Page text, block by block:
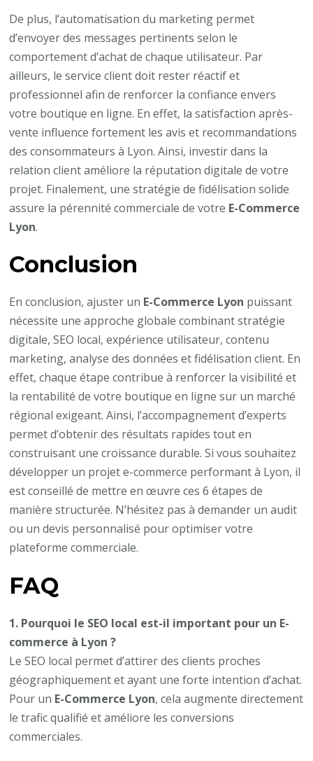
De plus, l’automatisation du marketing permet
d’envoyer des messages pertinents selon le
comportement d’achat de chaque utilisateur. Par
ailleurs, le service client doit rester réactif et
professionnel afin de renforcer la confiance envers
votre boutique en ligne. En effet, la satisfaction après-
vente influence fortement les avis et recommandations
des consommateurs à Lyon. Ainsi, investir dans la
relation client améliore la réputation digitale de votre
projet. Finalement, une stratégie de fidélisation solide
assure la pérennité commerciale de votre E-Commerce
Lyon.
Conclusion
En conclusion, ajuster un E-Commerce Lyon puissant
nécessite une approche globale combinant stratégie
digitale, SEO local, expérience utilisateur, contenu
marketing, analyse des données et fidélisation client. En
effet, chaque étape contribue à renforcer la visibilité et
la rentabilité de votre boutique en ligne sur un marché
régional exigeant. Ainsi, l’accompagnement d’experts
permet d’obtenir des résultats rapides tout en
construisant une croissance durable. Si vous souhaitez
développer un projet e-commerce performant à Lyon, il
est conseillé de mettre en œuvre ces 6 étapes de
manière structurée. N’hésitez pas à demander un audit
ou un devis personnalisé pour optimiser votre
plateforme commerciale.
FAQ
1. Pourquoi le SEO local est-il important pour un E-
commerce à Lyon ?
Le SEO local permet d’attirer des clients proches
géographiquement et ayant une forte intention d’achat.
Pour un E-Commerce Lyon, cela augmente directement
le trafic qualifié et améliore les conversions
commerciales.